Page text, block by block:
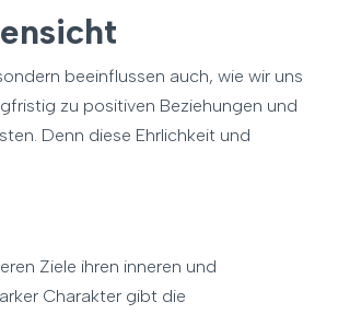
beeinflussen auch, wie wir uns
zu positiven Beziehungen und
Denn diese Ehrlichkeit und
Ziele ihren inneren und
Charakter gibt die